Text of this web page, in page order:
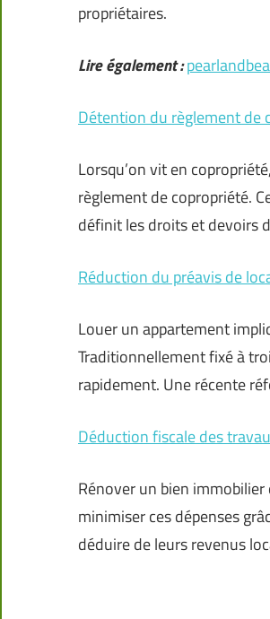
propriétaires.
Lire également :
Détention du règlement de
Lorsqu’on vit en
règlement de copropriété.
définit les droits et devoirs
Réduction du préavis de
Louer un appartement
Traditionnellement fixé à
rapidement. Une récente
Déduction fiscale des
Rénover un bien
minimiser ces dépenses
déduire de leurs revenus